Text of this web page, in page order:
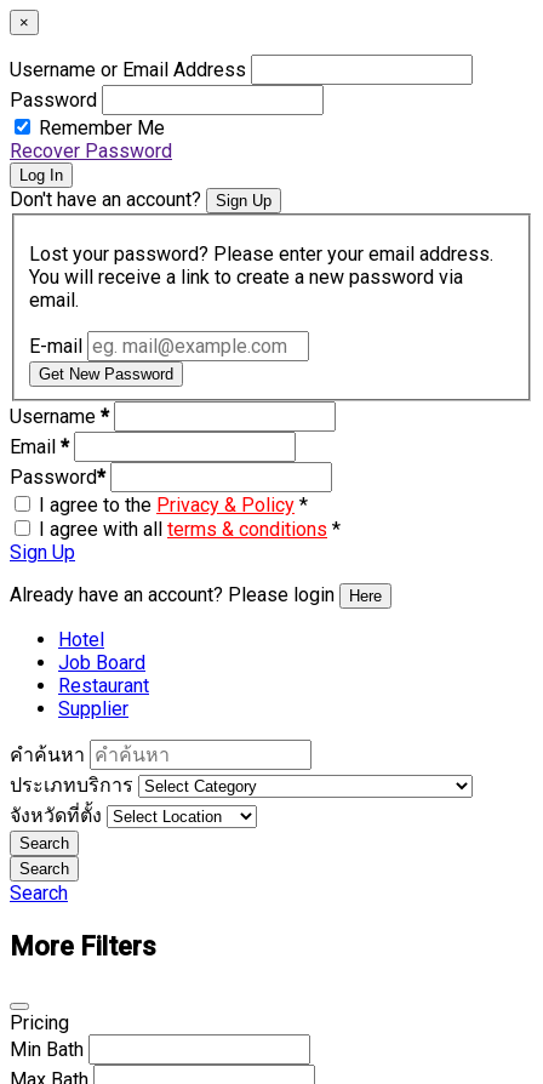
×
Username or Email Address
Password
Remember Me
Recover Password
Log In
Don't have an account? Sign Up
Lost your password? Please enter your email address.
You will receive a link to create a new password via
email.
E-mail
Get New Password
Username *
Email *
Password*
I agree to the Privacy & Policy *
I agree with all terms & conditions *
Sign Up
Already have an account? Please login
Here
Hotel
Job Board
Restaurant
Supplier
คำค้นหา
ประเภทบริการ
จังหวัดที่ตั้ง
Search
Search
Search
More Filters
Pricing
Min Bath
Max Bath